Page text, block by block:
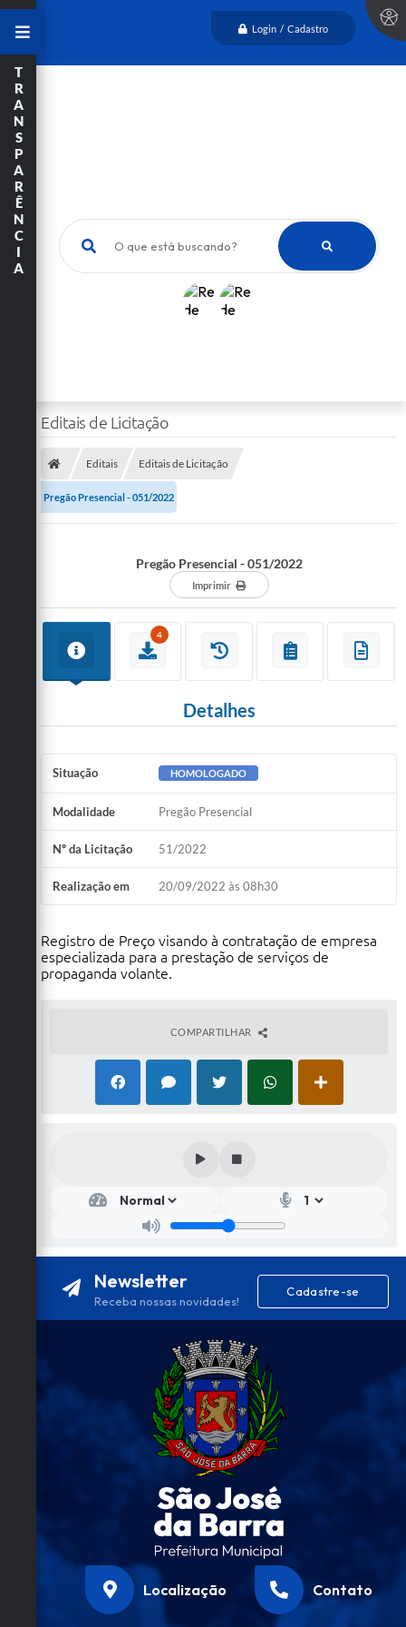
Login / Cadastro
O que está buscando?
T
R
A
N
S
P
A
R
Ê
N
C
I
A
Editais de Licitação
Editais Editais de Licitação
Pregão Presencial - 051/2022
Pregão Presencial - 051/2022
Imprimir
4
Detalhes
Situação HOMOLOGADO
Modalidade Pregão Presencial
Nº da Licitação 51/2022
Realização em 20/09/2022 às 08h30
Registro de Preço visando à contratação de empresa
especializada para a prestação de serviços de
propaganda volante.
COMPARTILHAR
Newsletter
Receba nossas novidades!
Cadastre-se
Localização Contato